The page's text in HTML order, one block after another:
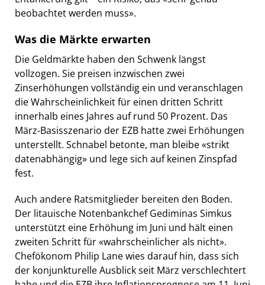
beobachtet werden muss».
Was die Märkte erwarten
Die Geldmärkte haben den Schwenk längst
vollzogen. Sie preisen inzwischen zwei
Zinserhöhungen vollständig ein und veranschlagen
die Wahrscheinlichkeit für einen dritten Schritt
innerhalb eines Jahres auf rund 50 Prozent. Das
März-Basisszenario der EZB hatte zwei Erhöhungen
unterstellt. Schnabel betonte, man bleibe «strikt
datenabhängig» und lege sich auf keinen Zinspfad
fest.
Auch andere Ratsmitglieder bereiten den Boden.
Der litauische Notenbankchef Gediminas Simkus
unterstützt eine Erhöhung im Juni und hält einen
zweiten Schritt für «wahrscheinlicher als nicht».
Chefökonom Philip Lane wies darauf hin, dass sich
der konjunkturelle Ausblick seit März verschlechtert